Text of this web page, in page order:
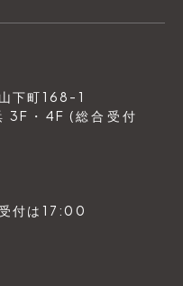
下町168-1
3F・4F (総合受付
付は17:00